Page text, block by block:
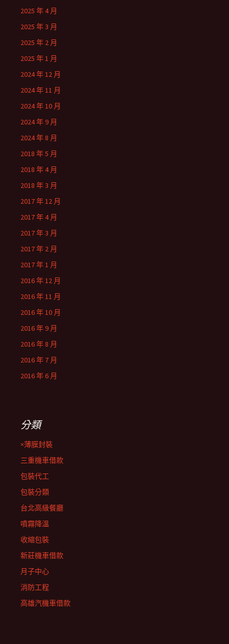
2025 年 4 月
2025 年 3 月
2025 年 2 月
2025 年 1 月
2024 年 12 月
2024 年 11 月
2024 年 10 月
2024 年 9 月
2024 年 8 月
2018 年 5 月
2018 年 4 月
2018 年 3 月
2017 年 12 月
2017 年 4 月
2017 年 3 月
2017 年 2 月
2017 年 1 月
2016 年 12 月
2016 年 11 月
2016 年 10 月
2016 年 9 月
2016 年 8 月
2016 年 7 月
2016 年 6 月
分類
×薄膜封裝
三重機車借款
包裝代工
包裝分類
台北高級餐廳
噴霧降溫
收縮包裝
新莊機車借款
月子中心
消防工程
高雄汽機車借款